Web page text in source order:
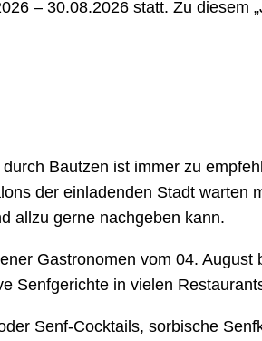
– 30.08.2026 statt. Zu
Bautzen ist immer zu
der einladenden Stadt
allzu gerne nachgeben kann.
Gastronomen vom 04.
Senfgerichte in vielen
Senf-Cocktails, sorbische